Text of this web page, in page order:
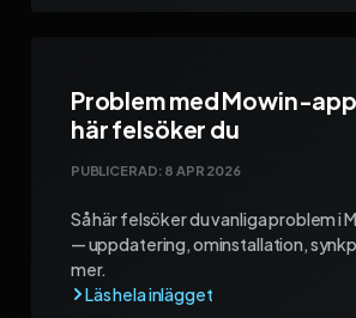
Problem med Mowin-
här felsöker du
PUBLICERAD: 8 APR 2026
Så här felsöker du vanliga problem i
— uppdatering, ominstallation,
mer.